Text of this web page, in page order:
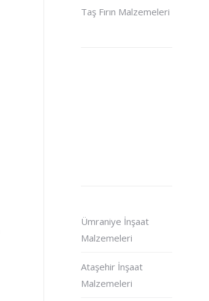
Taş Fırın Malzemeleri
Ümraniye İnşaat
Malzemeleri
Ataşehir İnşaat
Malzemeleri